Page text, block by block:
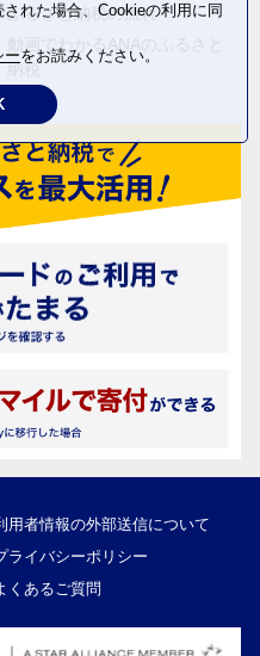
ふるさと納税の流れ
動画でわかるANAのふるさと
納税
用者情報の外部送信について
ライバシーポリシー
くあるご質問
れた場合、Cookieの利用に同
ーをお読みください。